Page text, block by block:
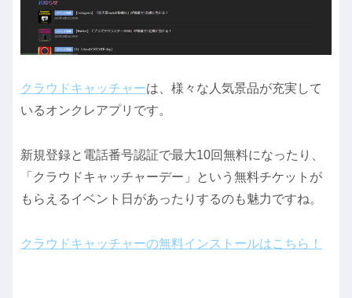
クラウドキャッチャーは、様々な人気景品が充実して
いるオンクレアプリです。
新規登録と電話番号認証で最大10回無料になったり、
「クラウドキャッチャーデー」という無料チケットが
もらえるイベント日があったりするのも魅力ですね。
クラウドキャッチャーの無料インストールはこちら！